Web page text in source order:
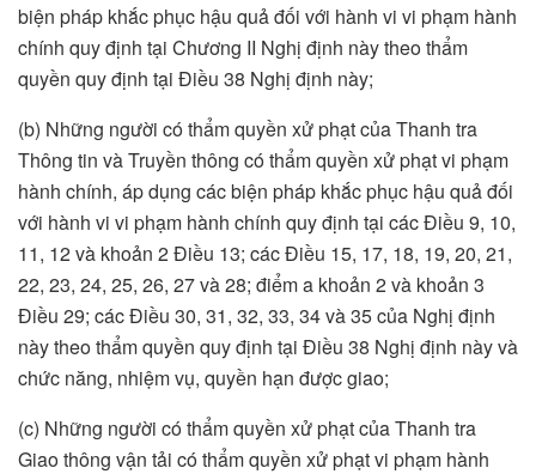
biện pháp khắc phục hậu quả đối với hành vi vi phạm hành
chính quy định tại Chương II Nghị định này theo thẩm
quyền quy định tại Điều 38 Nghị định này;
(b) Những người có thẩm quyền xử phạt của Thanh tra
Thông tin và Truyền thông có thẩm quyền xử phạt vi phạm
hành chính, áp dụng các biện pháp khắc phục hậu quả đối
với hành vi vi phạm hành chính quy định tại các Điều 9, 10,
11, 12 và khoản 2 Điều 13; các Điều 15, 17, 18, 19, 20, 21,
22, 23, 24, 25, 26, 27 và 28; điểm a khoản 2 và khoản 3
Điều 29; các Điều 30, 31, 32, 33, 34 và 35 của Nghị định
này theo thẩm quyền quy định tại Điều 38 Nghị định này và
chức năng, nhiệm vụ, quyền hạn được giao;
(c) Những người có thẩm quyền xử phạt của Thanh tra
Giao thông vận tải có thẩm quyền xử phạt vi phạm hành